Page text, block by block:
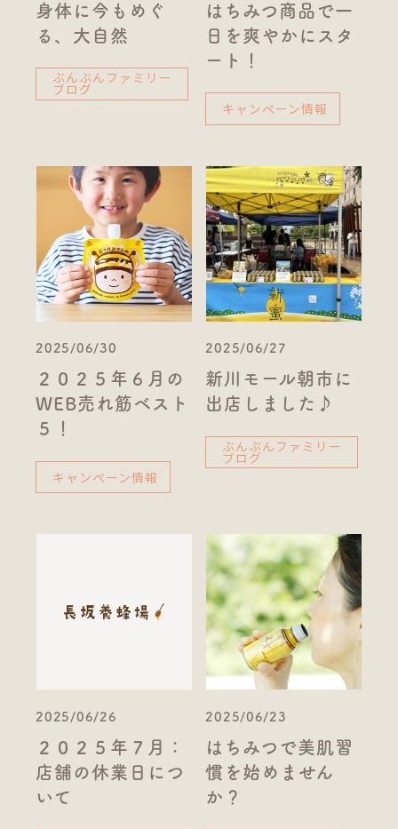
身体に今もめぐ
る、大自然
ぶんぶんファミリー
ブログ
はちみつ商品で一
日を爽やかにスタ
ート！
キャンペーン情報
2025/06/30
２０２５年６月の
WEB売れ筋ベスト
５！
キャンペーン情報
2025/06/27
新川モール朝市に
出店しました♪
ぶんぶんファミリー
ブログ
2025/06/26
２０２５年７月：
店舗の休業日につ
いて
2025/06/23
はちみつで美肌習
慣を始めません
か？